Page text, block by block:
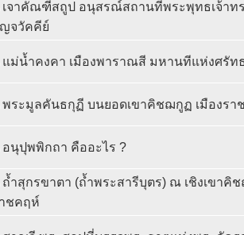
เจาคัณฑีสถูป อนุสรณ์สถานที่พระพุทธเจ้าท
จวัคคีย์
แม่น้ำคงคา เมืองพาราณสี มหานทีแห่งศรัท
พระมูลคันธกุฏี บนยอดเขาคิชฌกูฏ เมืองรา
อนุปุพพิกถา คืออะไร ?
ถ้ำสุกรขาตา (ถ้ำพระสารีบุตร) ณ เชิงเขาคิ
ชคฤห์